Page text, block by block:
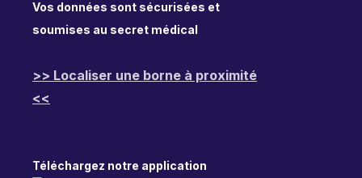
Vos données sont sécurisées et
soumises au secret médical
>> Localiser une borne à proximité
<<
Téléchargez notre application